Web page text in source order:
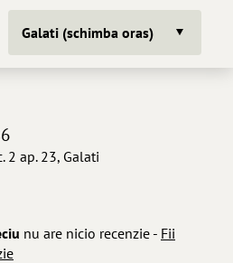
Galati (schimba oras)
2 ap. 23, Galati
nu are nicio recenzie - Fii